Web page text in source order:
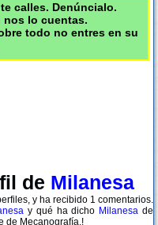
calles. Denúncialo.
nos lo cuentas.
todo no entres en su
de Milanesa
y ha recibido 1 comentarios.
y qué ha dicho Milanesa de
de Mecanografía.!